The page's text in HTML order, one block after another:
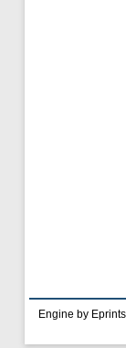
Engine by